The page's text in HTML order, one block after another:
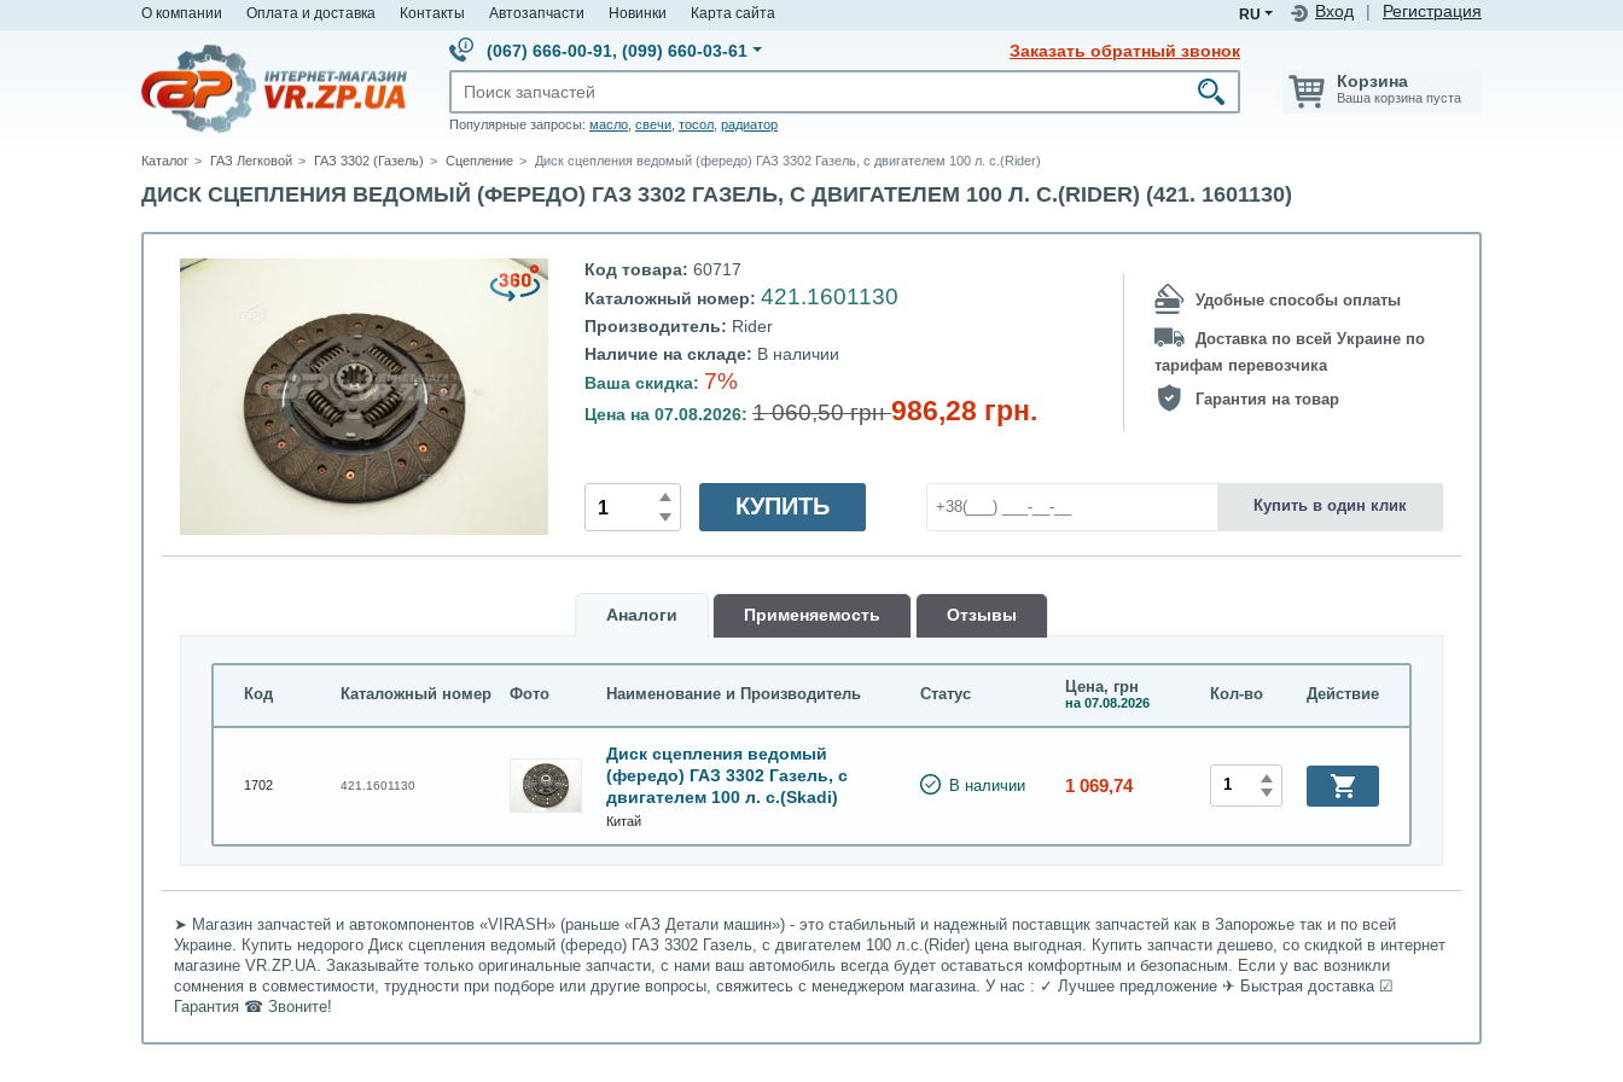
О компании Оплата и доставка Контакты Автозапчасти Новинки Карта сайта Вход Регистрация
RU
(067) 666-00-91, (099) 660-03-61 Заказать обратный звонок
Популярные запросы: масло свечи тосол радиатор
Корзина
Ваша корзина пуста
Каталог ГАЗ Легковой ГАЗ 3302 (Газель) Сцепление Диск сцепления ведомый (фередо) ГАЗ 3302 Газель, с двигателем 100 л. с.(Rider)
ДИСК СЦЕПЛЕНИЯ ВЕДОМЫЙ (ФЕРЕДО) ГАЗ 3302 ГАЗЕЛЬ, С ДВИГАТЕЛЕМ 100 Л. С.(RIDER) (421. 1601130)
Код товара: 60717
Каталожный номер: 421.1601130
Производитель: Rider
Наличие на складе: В наличии
Ваша скидка: 7%
Цена на 07.08.2026: 1 060,50 грн986,28 грн.
Удобные способы оплаты
Доставка по всей Украине по
тарифам перевозчика
Гарантия на товар
КУПИТЬ Купить в один клик
Аналоги Применяемость Oтзывы
Код Каталожный номер Фото Наименование и Производитель Статус Цена, грн
на 07.08.2026 Кол-во Действие
1702 421.1601130
Диск сцепления ведомый
(фередо) ГАЗ 3302 Газель, с
двигателем 100 л. с.(Skadi)
Китай
В наличии 1 069,74
➤ Магазин запчастей и автокомпонентов «VIRASH» (раньше «ГАЗ Детали машин») - это стабильный и надежный поставщик запчастей как в Запорожье так и по всей
Украине. Купить недорого Диск сцепления ведомый (фередо) ГАЗ 3302 Газель, с двигателем 100 л.с.(Rider) цена выгодная. Купить запчасти дешево, со скидкой в интернет
магазине VR.ZP.UA. Заказывайте только оригинальные запчасти, с нами ваш автомобиль всегда будет оставаться комфортным и безопасным. Если у вас возникли
сомнения в совместимости, трудности при подборе или другие вопросы, свяжитесь с менеджером магазина. У нас : ✓ Лучшее предложение ✈ Быстрая доставка ☑
Гарантия ☎ Звоните!